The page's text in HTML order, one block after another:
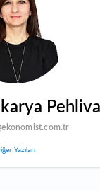
Yazıları